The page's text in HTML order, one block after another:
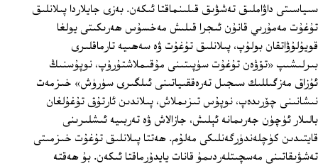
سىياسىتى داۋاملىق تەشۋىق قىلىنماقتا ئىكەن. بەزى جايلاردا پىلانلىق
تۇغۇت مەمۇرىي قانۇن ئىجرا قىلىش مەخسۇس ھەرىكىتى يولغا
قويۇلۇۋاتقان بولۇپ، پىلانلىق تۇغۇت ۋە سەھىيە تارماقلىرى
بىرلىشىپ «تۆۋەن تۇغۇت سۈپىتىنى مۇقىملاشتۇرۇپ، نوپۇسنىڭ
ئۇزاق مەزگىللىك سىجىل تەرەققىياتىنى ئىلگىرى سۈرۈش» خىزمەت
نىشانىنى چۆرىدەپ، نوپۇس تىزىملاش، پىلاندىن ئارتۇق تۇغۇلغان
بالىلار ئۈچۈن جەرىمانە ئېلىش، جازالاش ۋە تەربىيە ئىشلىرىنى
قايتىدىن كۈچلەندۈرگەنلىكى مەلۇم. ھەتتا پىلانلىق تۇغۇت خىزمىتى
تەشۋىقاتىنى مەسچىتلەردىمۇ قانات يايدۇرماقتا ئىكەن. بۇ ھەقتە